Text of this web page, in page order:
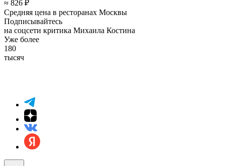
≈ 826 ₽
Средняя цена в ресторанах Москвы
Подписывайтесь
на соцсети критика Михаила Костина
Уже более
180
тысяч